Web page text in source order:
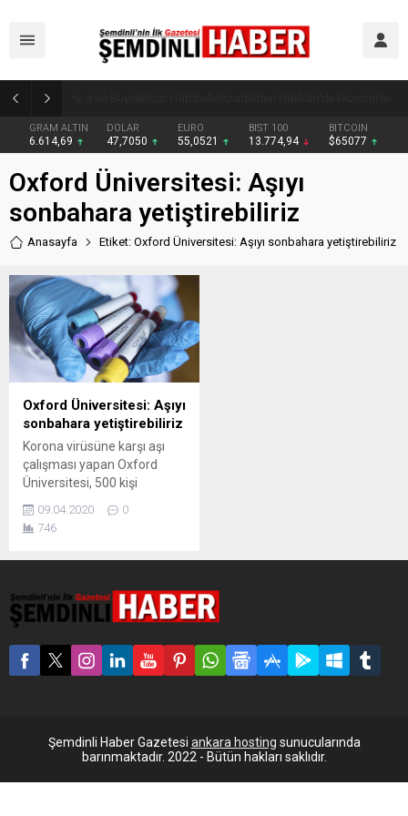
GRAM ALTIN
6.614,69
DOLAR
47,7050
EURO
55,0521
BIST 100
13.774,94
BITCOIN
$65077
Oxford Üniversitesi: Aşıyı
sonbahara yetiştirebiliriz
Anasayfa Etiket: Oxford Üniversitesi: Aşıyı sonbahara yetiştirebiliriz
Oxford Üniversitesi: Aşıyı
sonbahara yetiştirebiliriz
Korona virüsüne karşı aşı
çalışması yapan Oxford
Üniversitesi, 500 kişi
başlanacağını açıkladı.
Araştırmacılar, aşıyı
virüsünün yol açtığı küresel
salgına karşı dünya çapında
yüzlerce farklı aşı çalışması
yapılırken, İngiltere’deki
Oxford Üniversitesi’nden
Üniversitede yapılan
çalışmaya 500’ü...
09.04.2020
0
746
Şemdinli Haber Gazetesi ankara hosting sunucularında
barınmaktadır. 2022 - Bütün hakları saklıdır.